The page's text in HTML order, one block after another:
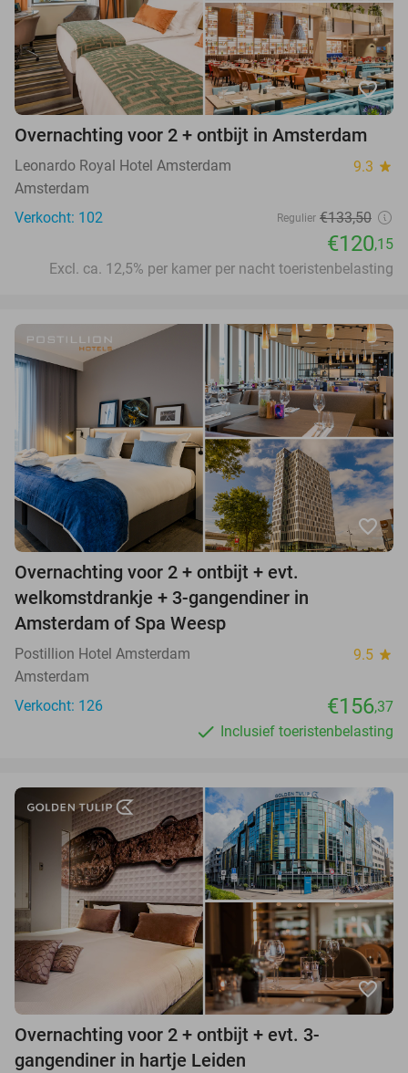
favorite_border
Overnachting voor 2 + ontbijt in Amsterdam
Leonardo Royal Hotel Amsterdam 9.3 star
Amsterdam
Verkocht: 102
Regulier €133,50
€120,15
Excl. ca. 12,5% per kamer per nacht toeristenbelasting
favorite_border
Overnachting voor 2 + ontbijt + evt.
welkomstdrankje + 3-gangendiner in
Amsterdam of Spa Weesp
Postillion Hotel Amsterdam 9.5 star
Amsterdam
Verkocht: 126
€156,37
Inclusief toeristenbelasting
favorite_border
Overnachting voor 2 + ontbijt + evt. 3-
gangendiner in hartje Leiden